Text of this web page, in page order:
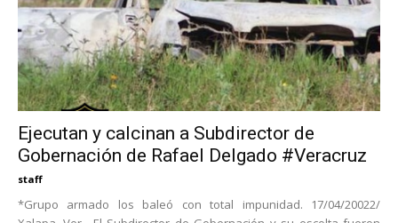
Ejecutan y calcinan a Subdirector de
Gobernación de Rafael Delgado #Veracruz
staff
*Grupo armado los baleó con total impunidad. 17/04/20022/